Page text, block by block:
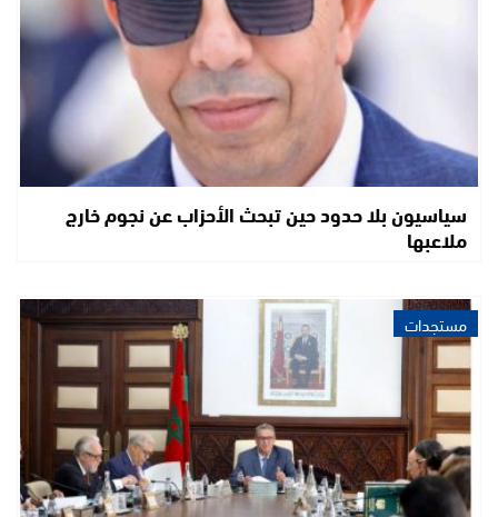
سياسيون بلا حدود حين تبحث الأحزاب عن نجوم خارج
ملاعبها
مستجدات